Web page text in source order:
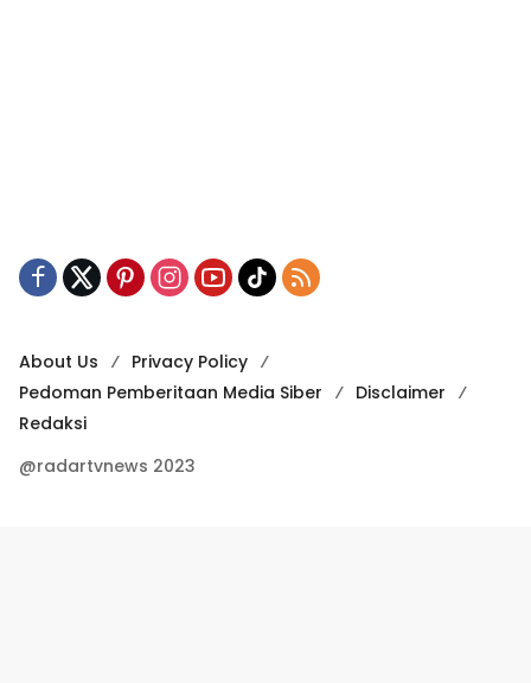
About Us
Privacy Policy
Pedoman Pemberitaan Media Siber
Disclaimer
Redaksi
@radartvnews 2023